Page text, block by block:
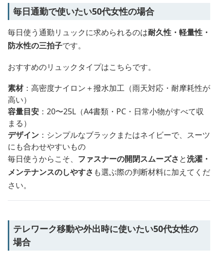
毎日通勤で使いたい50代女性の場合
毎日使う通勤リュックに求められるのは耐久性・軽量性・
防水性の三拍子です。
おすすめのリュックタイプはこちらです。
素材：高密度ナイロン＋撥水加工（雨天対応・耐摩耗性が
高い）
容量目安 ：20〜25L（A4書類・PC・日常小物がすべて収
まる）
デザイン ：シンプルなブラックまたはネイビーで、スーツ
にも合わせやすいもの
毎日使うからこそ、 ファスナーの開閉スムーズさと洗濯・
メンテナンスのしやすさ も選ぶ際の判断材料に加えてくだ
さい。
テレワーク移動や外出時に使いたい50代女性の
場合